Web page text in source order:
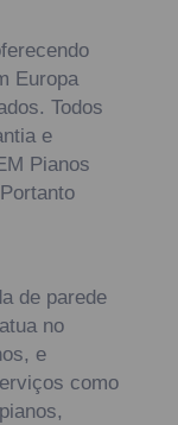
Europa
Todos
e
Pianos
de parede
no
e
como